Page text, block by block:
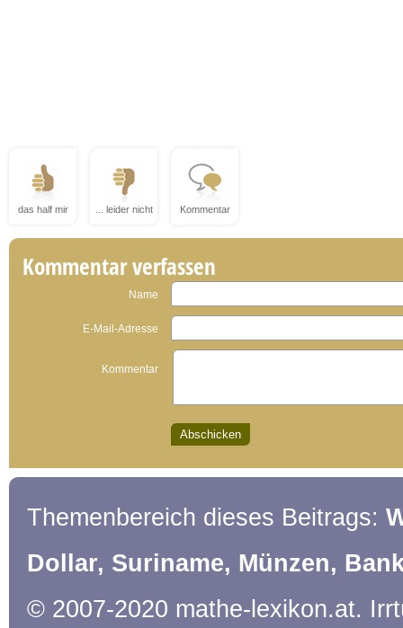
das half mir ... leider nicht Kommentar
Kommentar verfassen
Name
E-Mail-Adresse
Kommentar
Themenbereich dieses Beitrags:
Dollar, Suriname, Münzen,
© 2007-2020 mathe-lexikon.at.